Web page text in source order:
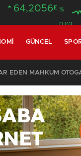
64,2056£ %
0.03
GÜNCEL
EDEN MAHKUM